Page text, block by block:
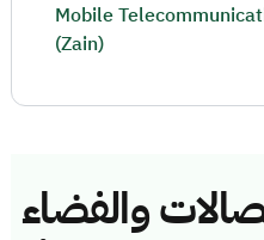
والفضاء
Mobile
(Zain)